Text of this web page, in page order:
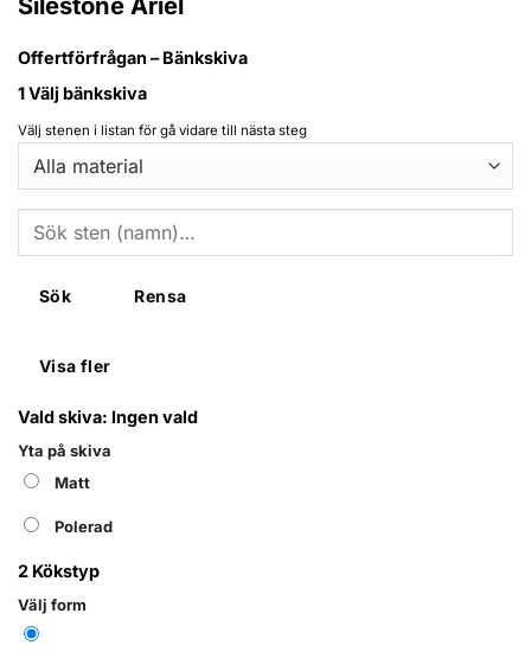
Offertförfrågan – Bänkskiva
1Välj bänkskiva
Välj stenen i listan för gå vidare till nästa steg
Sök Rensa
Visa fler
Vald skiva: Ingen vald
Yta på skiva
Matt
Polerad
2 Kökstyp
Välj form